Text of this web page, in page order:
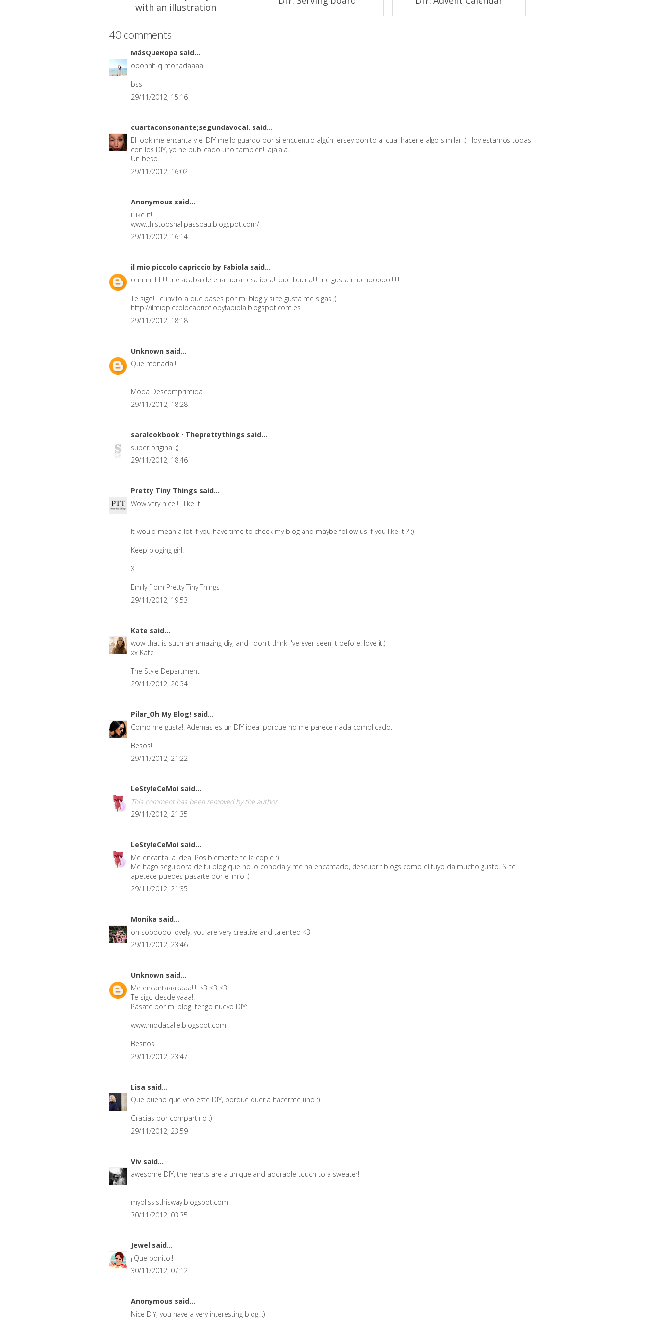
with an illustration
40 comments
MásQueRopa said...
ooohhh q monadaaaa
bss
29/11/2012, 15:16
cuartaconsonante;segundavocal. said...
El look me encanta y el DIY me lo guardo por si encuentro algún jersey bonito al cual hacerle algo similar :) Hoy estamos todas
con los DIY, yo he publicado uno también! jajajaja.
Un beso.
29/11/2012, 16:02
Anonymous said...
i like it!
www.thistooshallpasspau.blogspot.com/
29/11/2012, 16:14
il mio piccolo capriccio by Fabiola said...
ohhhhhhh!!! me acaba de enamorar esa idea!! que buena!!! me gusta muchooooo!!!!!!
Te sigo! Te invito a que pases por mi blog y si te gusta me sigas ;)
http://ilmiopiccolocapricciobyfabiola.blogspot.com.es
29/11/2012, 18:18
Unknown said...
Que monada!!
Moda Descomprimida
29/11/2012, 18:28
saralookbook · Theprettythings said...
super original ;)
29/11/2012, 18:46
Pretty Tiny Things said...
Wow very nice ! I like it !
It would mean a lot if you have time to check my blog and maybe follow us if you like it ? ;)
Keep bloging girl!
X
Emily from Pretty Tiny Things
29/11/2012, 19:53
Kate said...
wow that is such an amazing diy, and I don't think I've ever seen it before! love it:)
xx Kate
The Style Department
29/11/2012, 20:34
Pilar_Oh My Blog! said...
Como me gusta!! Ademas es un DIY ideal porque no me parece nada complicado.
Besos!
29/11/2012, 21:22
LeStyleCeMoi said...
This comment has been removed by the author.
29/11/2012, 21:35
LeStyleCeMoi said...
Me encanta la idea! Posiblemente te la copie :)
Me hago seguidora de tu blog que no lo conocía y me ha encantado, descubrir blogs como el tuyo da mucho gusto. Si te
apetece puedes pasarte por el mio :)
29/11/2012, 21:35
Monika said...
oh soooooo lovely. you are very creative and talented <3
29/11/2012, 23:46
Unknown said...
Me encantaaaaaaa!!!! <3 <3 <3
Te sigo desde yaaa!!
Pásate por mi blog, tengo nuevo DIY:
www.modacalle.blogspot.com
Besitos
29/11/2012, 23:47
Lisa said...
Que bueno que veo este DIY, porque queria hacerme uno :)
Gracias por compartirlo :)
29/11/2012, 23:59
Viv said...
awesome DIY, the hearts are a unique and adorable touch to a sweater!
myblissisthisway.blogspot.com
30/11/2012, 03:35
Jewel said...
¡¡Que bonito!!
30/11/2012, 07:12
Anonymous said...
Nice DIY, you have a very interesting blog! :)